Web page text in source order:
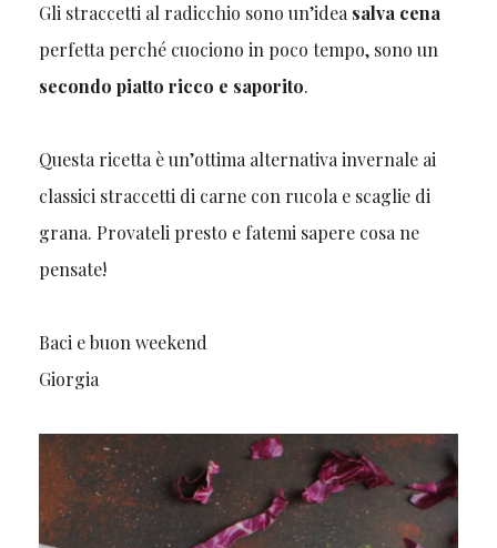
Gli straccetti al radicchio sono un’ideasalva cena
perfetta perché cuociono in poco tempo, sono un
secondo piatto ricco e saporito.
Questa ricetta è un’ottima alternativa invernale ai
classici straccetti di carne con rucola e scaglie di
grana. Provateli presto e fatemi sapere cosa ne
pensate!
Baci e buon weekend
Giorgia